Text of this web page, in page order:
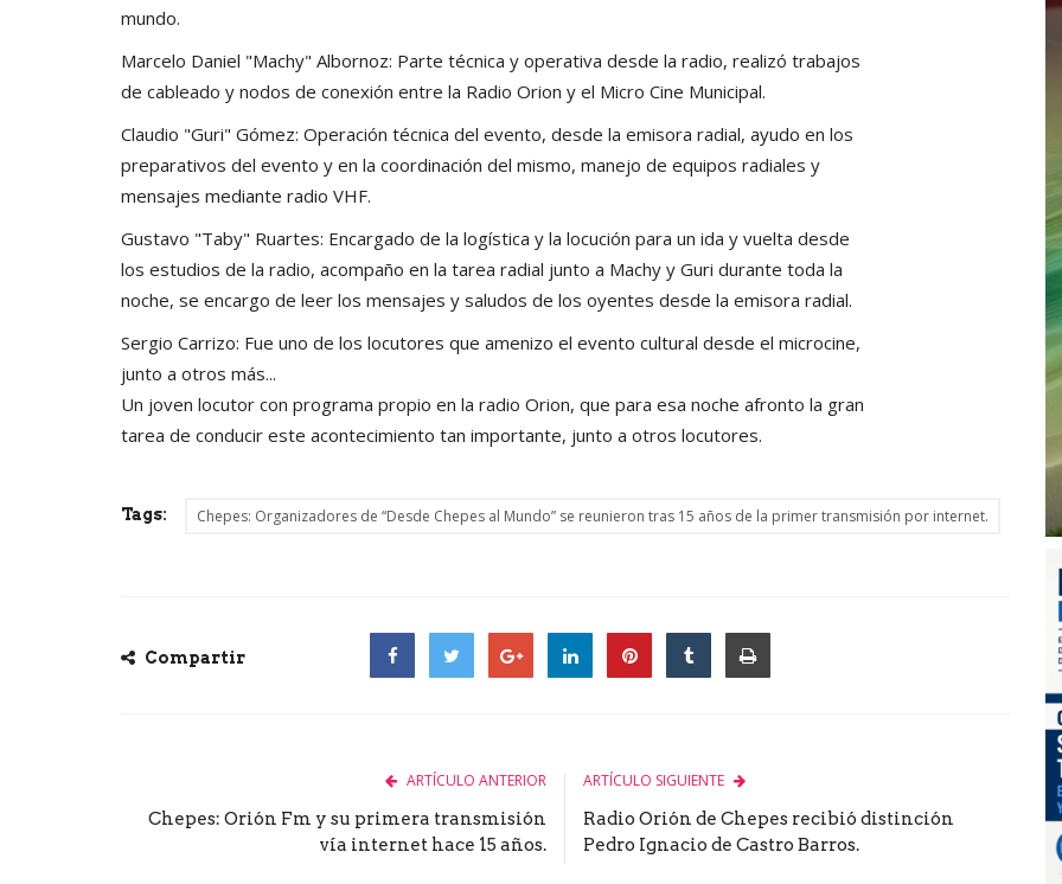
mundo.
Marcelo Daniel "Machy" Albornoz: Parte técnica y operativa desde la radio, realizó trabajos
de cableado y nodos de conexión entre la Radio Orion y el Micro Cine Municipal.
Claudio "Guri" Gómez: Operación técnica del evento, desde la emisora radial, ayudo en los
preparativos del evento y en la coordinación del mismo, manejo de equipos radiales y
mensajes mediante radio VHF.
Gustavo "Taby" Ruartes: Encargado de la logística y la locución para un ida y vuelta desde
los estudios de la radio, acompaño en la tarea radial junto a Machy y Guri durante toda la
noche, se encargo de leer los mensajes y saludos de los oyentes desde la emisora radial.
Sergio Carrizo: Fue uno de los locutores que amenizo el evento cultural desde el microcine,
junto a otros más...
Un joven locutor con programa propio en la radio Orion, que para esa noche afronto la gran
tarea de conducir este acontecimiento tan importante, junto a otros locutores.
Tags: Chepes: Organizadores de “Desde Chepes al Mundo” se reunieron tras 15 años de la primer transmisión por internet.
Compartir
ARTÍCULO ANTERIOR
Chepes: Orión Fm y su primera transmisión
vía internet hace 15 años.
ARTÍCULO SIGUIENTE
Radio Orión de Chepes recibió distinción
Pedro Ignacio de Castro Barros.